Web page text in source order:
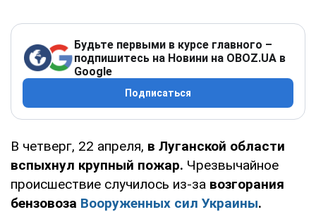
Будьте первыми в курсе главного –
подпишитесь на Новини на OBOZ.UA в
Google
Подписаться
В четверг, 22 апреля, в Луганской области
вспыхнул крупный пожар. Чрезвычайное
происшествие случилось из-за возгорания
бензовоза Вооруженных сил Украины.